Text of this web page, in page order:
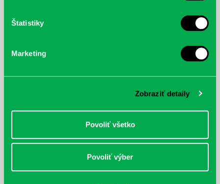
Štatistiky
Marketing
Zobraziť detaily
Povoliť všetko
Povoliť výber
McGrath, Andy: Tadej Pogačar: